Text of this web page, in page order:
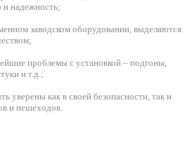
и надежность;
заводском оборудовании, выделяются
проблемы с установкой – подгоны,
и т.д.;
уверены как в своей безопасности, так и
и пешеходов.